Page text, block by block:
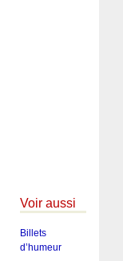
Voir aussi
Billets
d’humeur